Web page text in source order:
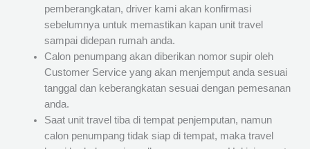
pemberangkatan, driver kami akan konfirmasi
sebelumnya untuk memastikan kapan unit travel
sampai didepan rumah anda.
Calon penumpang akan diberikan nomor supir oleh
Customer Service yang akan menjemput anda sesuai
tanggal dan keberangkatan sesuai dengan pemesanan
anda.
Saat unit travel tiba di tempat penjemputan, namun
calon penumpang tidak siap di tempat, maka travel